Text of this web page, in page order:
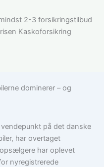
2-3 forsikringstilbud
Kaskoforsikring
dominerer – og
på det danske
har overtaget
har oplevet
nyregistrerede